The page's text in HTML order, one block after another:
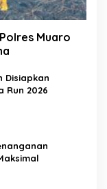
Muaro
Disiapkan
Run 2026